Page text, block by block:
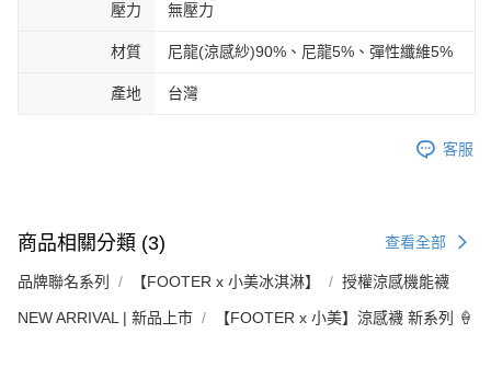
壓力 無壓力
材質 尼龍(涼感紗)90%、尼龍5%、彈性纖維5%
產地 台灣
客服
商品相關分類 (3) 查看全部
品牌聯名系列 【FOOTER x 小美冰淇淋】 授權涼感機能襪
NEW ARRIVAL | 新品上市 【FOOTER x 小美】涼感襪 新系列 🍦